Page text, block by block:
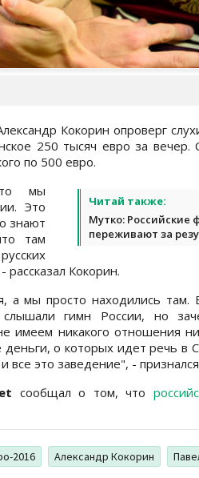
Кокорин опроверг
250 тысяч евро за вечер.
по 500 евро.
Читай также:
Мутко: Российские
переживают за
мы
Это
знают
там
рассказал Кокорин.
мы просто находились там.
гимн России, но
имеем никакого отношения
деньги, о которых идет речь
все это заведение", -
сообщал о том, что
2016 Александр Кокорин